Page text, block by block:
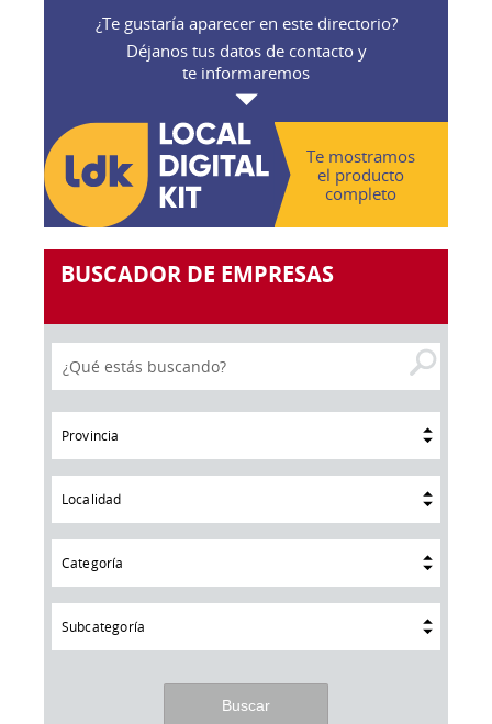
¿Te gustaría aparecer en este directorio?
Déjanos tus datos de contacto y
te informaremos
Te mostramos
el producto
completo
BUSCADOR DE EMPRESAS
Provincia
Localidad
Categoría
Subcategoría